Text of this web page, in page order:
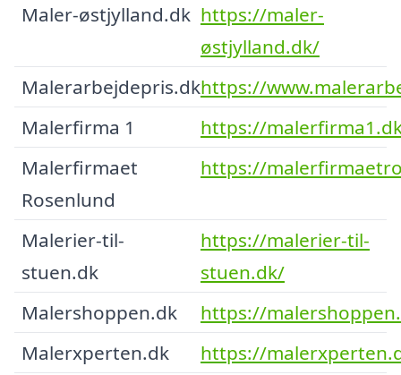
Maler-østjylland.dk https://maler-
østjylland.dk/
Malerarbejdepris.dkhttps://
Malerfirma 1
https://
Malerfirmaet
Rosenlund
https://
Malerier-til-
stuen.dk
https://malerier-til-
stuen.dk/
Malershoppen.dk
https://
Malerxperten.dk
https://